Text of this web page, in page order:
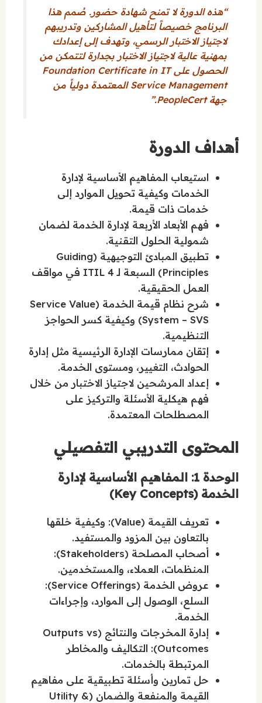
“هذه الدورة لا تمنح شهادة حضور. صُمم هذا
البرنامج خصيصاً لتأهيل المشاركين وتدريبهم
لاجتياز الاختبار الرسمي، وتهدف إلى إعدادك
بمهنية عالية لاجتياز الاختبار بجدارة لتتمكن من
الحصول على Foundation Certificate in IT
Service Management المعتمدة دولياً من
جهة PeopleCert.”
أهداف الدورة
استيعاب المفاهيم الأساسية لإدارة
الخدمات وكيفية تحويل الموارد إلى
خدمات ذات قيمة.
فهم الأبعاد الأربعة لإدارة الخدمة لضمان
شمولية الحلول التقنية.
تطبيق المبادئ التوجيهية (Guiding
Principles) السبعة لـ ITIL 4 في مواقف
العمل الحقيقية.
شرح نظام قيمة الخدمة (Service Value
System – SVS) وكيفية كسر الحواجز
التنظيمية.
إتقان ممارسات الإدارة الرئيسية مثل إدارة
الحوادث، التغيير، ومستوى الخدمة.
إعداد المرشحين لاجتياز الاختبار من خلال
فهم هيكلية الأسئلة والتركيز على
المصطلحات المعتمدة.
المحتوى التدريبي التفصيلي
الوحدة 1: المفاهيم الأساسية لإدارة
الخدمة (Key Concepts)
تعريف القيمة (Value): وكيفية خلقها
بالتعاون بين المزود والمستفيد.
أصحاب المصلحة (Stakeholders):
المنظمات، العملاء، والمستخدمين.
عروض الخدمة (Service Offerings):
السلع، الوصول إلى الموارد، وإجراءات
الخدمة.
إدارة المخرجات والنتائج (Outputs vs
Outcomes): التكاليف والمخاطر
المرتبطة بالخدمات.
حل تمارين وأسئلة تطبيقية على مفاهيم
القيمة والمنفعة والضمان (Utility &